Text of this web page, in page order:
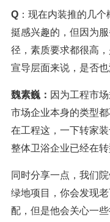
Q：现在内装推的几个
挺感兴趣的，但因为
径，素质要求都很高
宣导层面来说，是否也
魏素巍： 因为工程市
市场企业本身的类型
在工程这，一下转家
整体卫浴企业已经在转
同时分享一点，我们
绿地项目，你会发现
配，但是他会关心一些